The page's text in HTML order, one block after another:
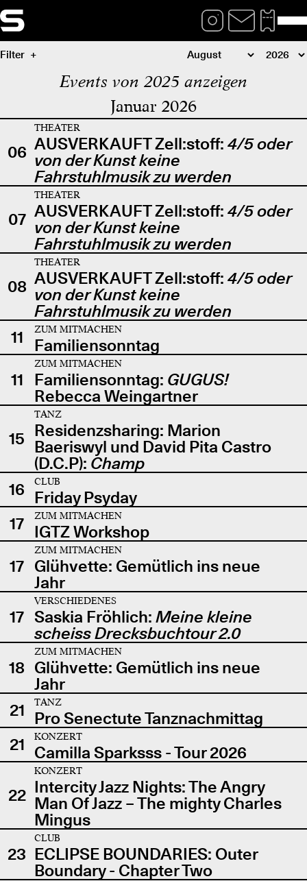
Filter
Events von 2025 anzeigen
Januar 2026
06
THEATER
AUSVERKAUFT Zell:stoff: 4/5 oder
von der Kunst keine
Fahrstuhlmusik zu werden
07
THEATER
AUSVERKAUFT Zell:stoff: 4/5 oder
von der Kunst keine
Fahrstuhlmusik zu werden
08
THEATER
AUSVERKAUFT Zell:stoff: 4/5 oder
von der Kunst keine
Fahrstuhlmusik zu werden
11
ZUM MITMACHEN
Familiensonntag
11
ZUM MITMACHEN
Familiensonntag: GUGUS!
Rebecca Weingartner
15
TANZ
Residenzsharing: Marion
Baeriswyl und David Pita Castro
(D.C.P): Champ
16
CLUB
Friday Psyday
17
ZUM MITMACHEN
IGTZ Workshop
17
ZUM MITMACHEN
Glühvette: Gemütlich ins neue
Jahr
17
VERSCHIEDENES
Saskia Fröhlich: Meine kleine
scheiss Drecksbuchtour 2.0
18
ZUM MITMACHEN
Glühvette: Gemütlich ins neue
Jahr
21
TANZ
Pro Senectute Tanznachmittag
21
KONZERT
Camilla Sparksss - Tour 2026
22
KONZERT
Intercity Jazz Nights: The Angry
Man Of Jazz – The mighty Charles
Mingus
23
CLUB
ECLIPSE BOUNDARIES: Outer
Boundary - Chapter Two